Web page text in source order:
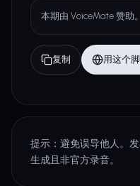
本期由 VoiceMate 赞助
复制 用这个
提示：避免误导他人。
生成且非官方录音。